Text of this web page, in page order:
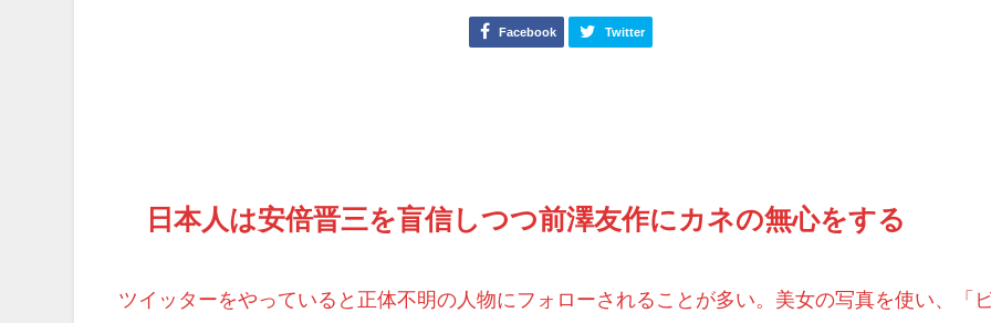
Facebook Twitter
日本人は安倍晋三を盲信しつつ前澤友作にカネの無心をする
ツイッターをやっていると正体不明の人物にフォローされることが多い。美女の写真を使い、「